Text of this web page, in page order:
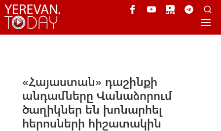
«Հայաստան» դաշինքի
անդամները Վանաձորում
ծաղիկներ են խոնարհել
հերոսների հիշատակին